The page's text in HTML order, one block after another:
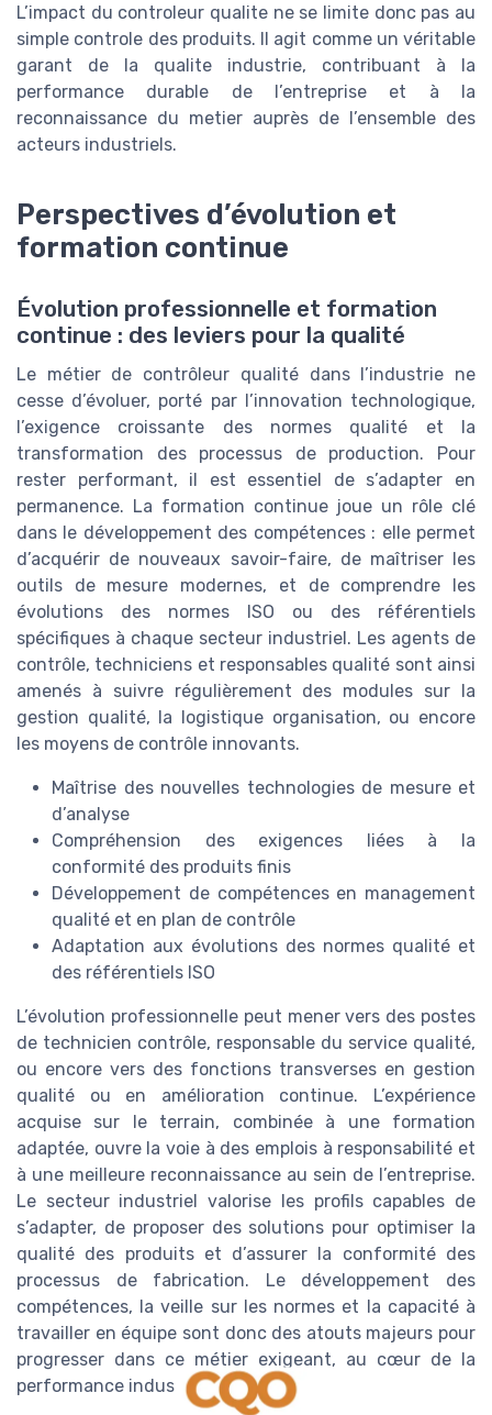
L’impact du controleur qualite ne se limite donc pas au
simple controle des produits. Il agit comme un véritable
garant de la qualite industrie, contribuant à la
performance durable de l’entreprise et à la
reconnaissance du metier auprès de l’ensemble des
acteurs industriels.
Perspectives d’évolution et
formation continue
Évolution professionnelle et formation
continue : des leviers pour la qualité
Le métier de contrôleur qualité dans l’industrie ne
cesse d’évoluer, porté par l’innovation technologique,
l’exigence croissante des normes qualité et la
transformation des processus de production. Pour
rester performant, il est essentiel de s’adapter en
permanence. La formation continue joue un rôle clé
dans le développement des compétences : elle permet
d’acquérir de nouveaux savoir-faire, de maîtriser les
outils de mesure modernes, et de comprendre les
évolutions des normes ISO ou des référentiels
spécifiques à chaque secteur industriel. Les agents de
contrôle, techniciens et responsables qualité sont ainsi
amenés à suivre régulièrement des modules sur la
gestion qualité, la logistique organisation, ou encore
les moyens de contrôle innovants.
Maîtrise des nouvelles technologies de mesure et
d’analyse
Compréhension des exigences liées à la
conformité des produits finis
Développement de compétences en management
qualité et en plan de contrôle
Adaptation aux évolutions des normes qualité et
des référentiels ISO
L’évolution professionnelle peut mener vers des postes
de technicien contrôle, responsable du service qualité,
ou encore vers des fonctions transverses en gestion
qualité ou en amélioration continue. L’expérience
acquise sur le terrain, combinée à une formation
adaptée, ouvre la voie à des emplois à responsabilité et
à une meilleure reconnaissance au sein de l’entreprise.
Le secteur industriel valorise les profils capables de
s’adapter, de proposer des solutions pour optimiser la
qualité des produits et d’assurer la conformité des
processus de fabrication. Le développement des
compétences, la veille sur les normes et la capacité à
travailler en équipe sont donc des atouts majeurs pour
progresser dans ce métier exigeant, au cœur de la
performance industrielle.